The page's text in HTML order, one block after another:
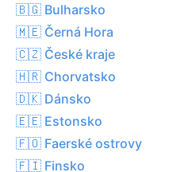
🇧🇬 Bulharsko
🇲🇪 Černá Hora
🇨🇿 České kraje
🇭🇷 Chorvatsko
🇩🇰 Dánsko
🇪🇪 Estonsko
🇫🇴 Faerské ostrovy
🇫🇮 Finsko